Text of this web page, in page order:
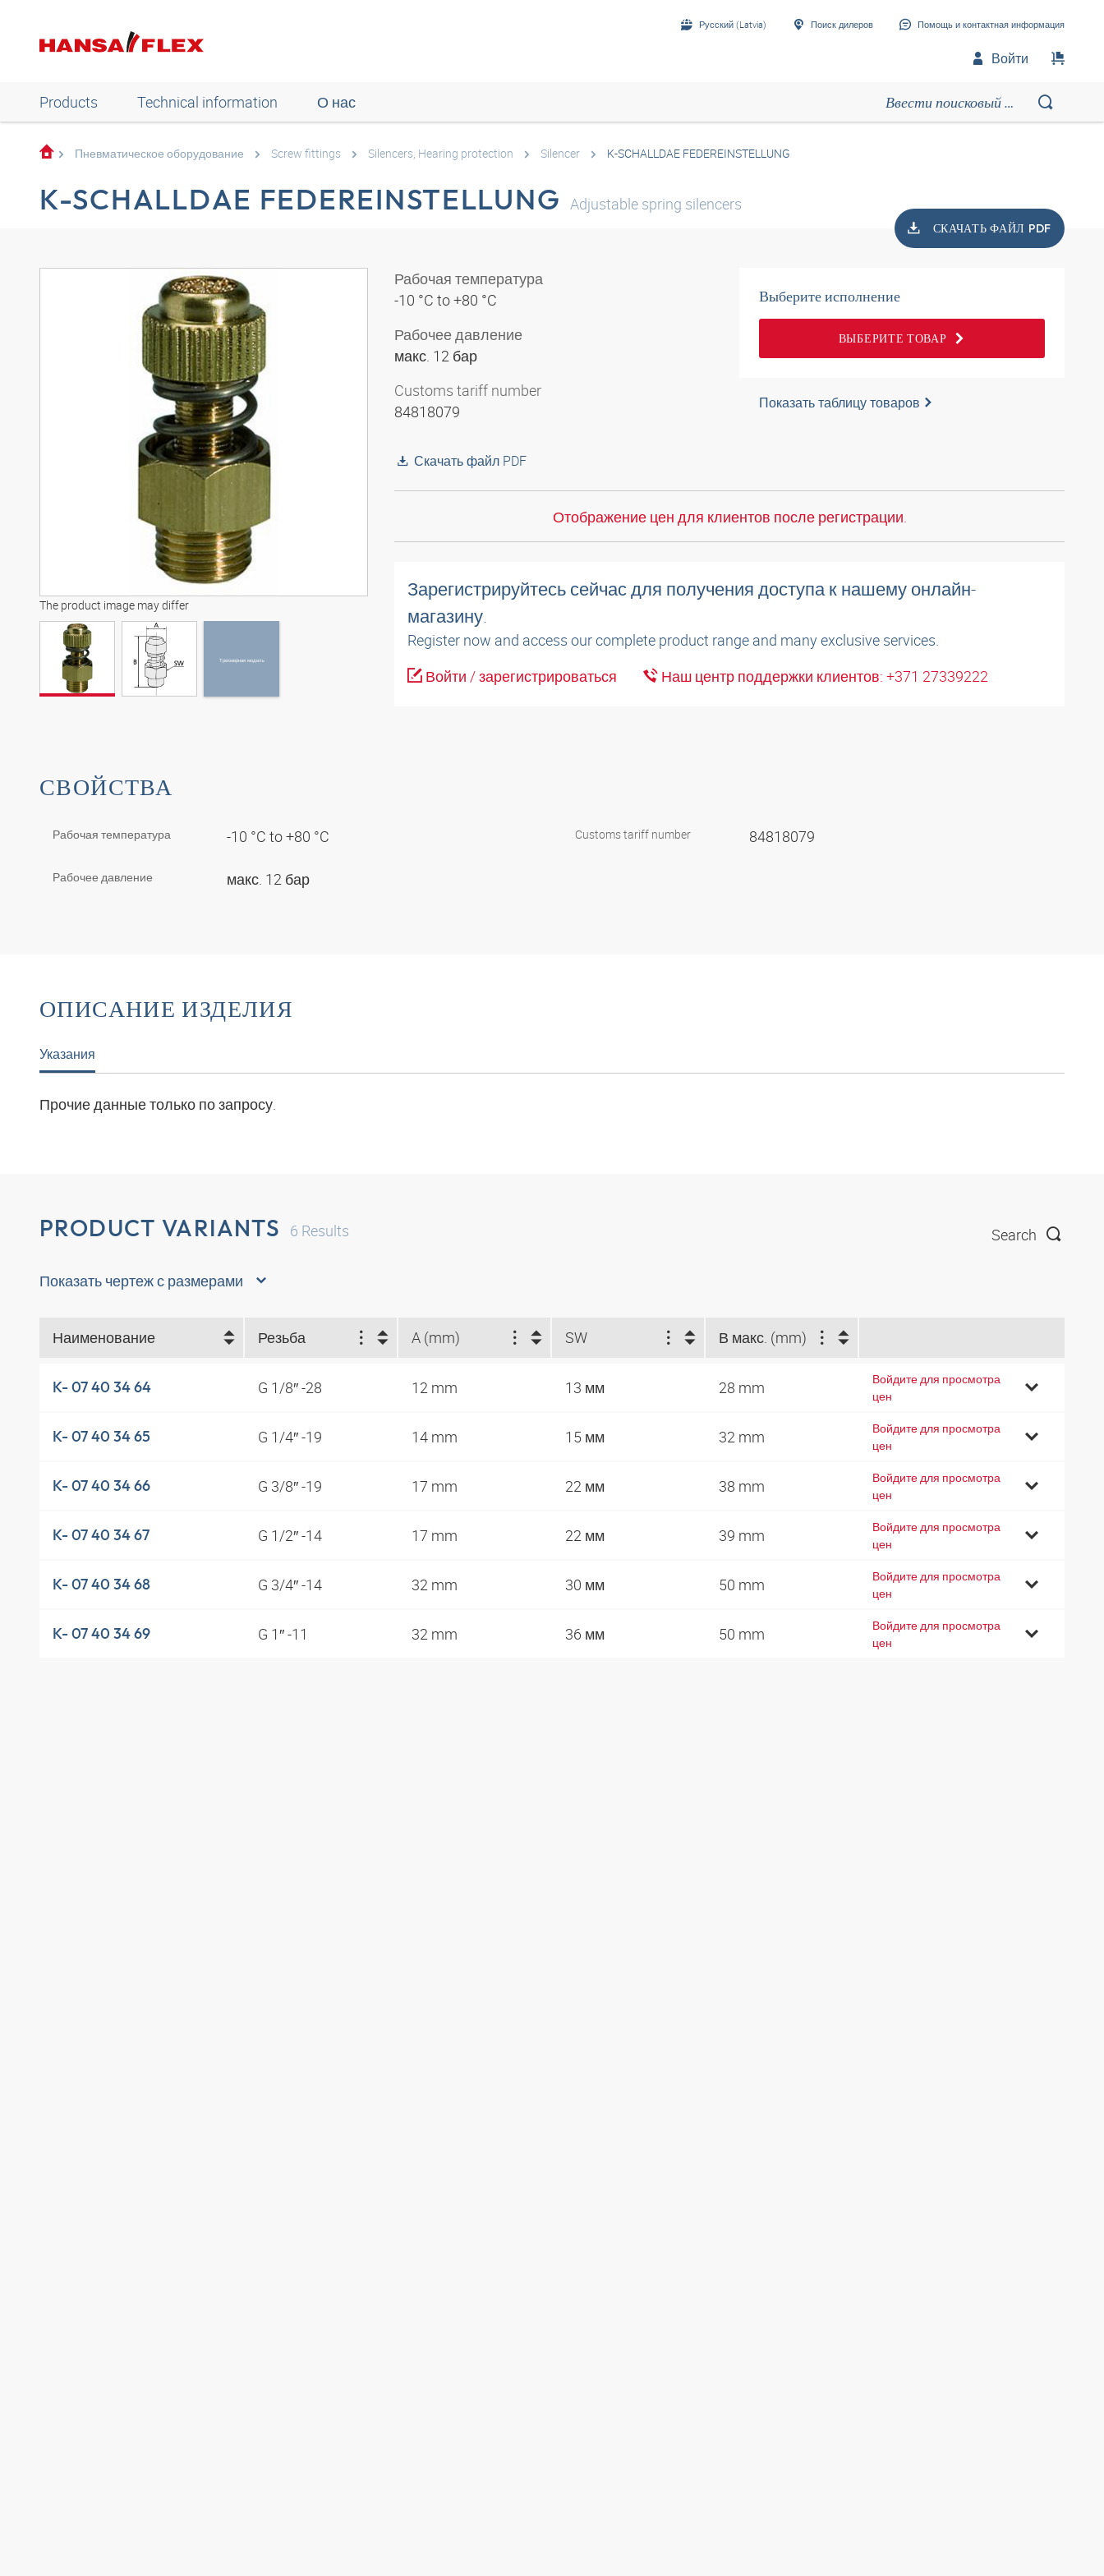
Русский (Latvia) Поиск дилеров Помощь и контактная информация
Войти
Products Technical information О нас
Пневматическое оборудование Screw fittings Silencers, Hearing protection Silencer K-SCHALLDAE FEDEREINSTELLUNG
K-SCHALLDAE FEDEREINSTELLUNG Adjustable spring silencers
СКАЧАТЬ ФАЙЛ PDF
The product image may differ
Трехмерная модель
Трехмерная модель
Рабочая температура
-10 °C to +80 °C
Рабочее давление
макс. 12 бар
Customs tariff number
84818079
Скачать файл PDF
Выберите исполнение
ВЫБЕРИТЕ ТОВАР
Показать таблицу товаров
Отображение цен для клиентов после регистрации.
Зарегистрируйтесь сейчас для получения доступа к нашему онлайн-
магазину.
Register now and access our complete product range and many exclusive services.
Войти / зарегистрироваться
Наш центр поддержки клиентов: +371 27339222
СВОЙСТВА
Рабочая температура -10 °C to +80 °C
Рабочее давление макс. 12 бар
Customs tariff number 84818079
ОПИСАНИЕ ИЗДЕЛИЯ
Указания
Прочие данные только по запросу.
PRODUCT VARIANTS 6 Results Search
Показать чертеж с размерами
Наименование Резьба A (mm) SW В макс. (mm)
K- 07 40 34 64 G 1/8″ -28 12 mm 13 мм 28 mm
Войдите для просмотра
цен
K- 07 40 34 65 G 1/4″ -19 14 mm 15 мм 32 mm
Войдите для просмотра
цен
K- 07 40 34 66 G 3/8″ -19 17 mm 22 мм 38 mm
Войдите для просмотра
цен
K- 07 40 34 67 G 1/2″ -14 17 mm 22 мм 39 mm
Войдите для просмотра
цен
K- 07 40 34 68 G 3/4″ -14 32 mm 30 мм 50 mm
Войдите для просмотра
цен
K- 07 40 34 69 G 1″ -11 32 mm 36 мм 50 mm
Войдите для просмотра
цен